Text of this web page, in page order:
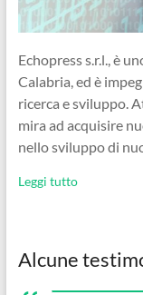
Echopress s.r.l., è
Calabria, ed è
ricerca e sviluppo.
mira ad acquisire
nello sviluppo di
Leggi tutto
Alcune